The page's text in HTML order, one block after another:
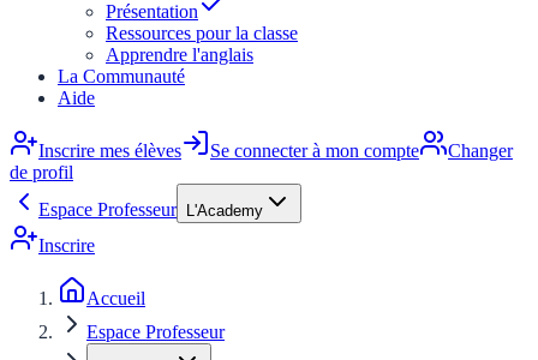
Présentation
Ressources pour la classe
Apprendre l'anglais
La Communauté
Aide
Inscrire mes élèves Se connecter à mon compte
Changer
de profil
Espace Professeur
L'Academy
Inscrire
Accueil
Espace Professeur